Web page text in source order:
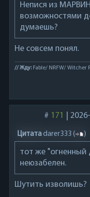
Непися из
возможностями
думаешь?
Не совсем понял.
// Жду:Fable/ NRFW/ Witcher
# 171
Цитатаdarer333 ( )
тот же
неюзабелен.
Шутить изволишь?